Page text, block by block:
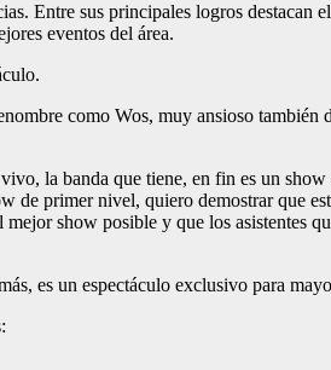
Entre sus principales logros destacan
eventos del área.
como Wos, muy ansioso también
la banda que tiene, en fin es un show
primer nivel, quiero demostrar que
show posible y que los asistentes
es un espectáculo exclusivo para